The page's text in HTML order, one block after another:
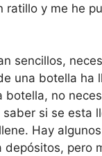
ratillo y me he
sencillos,
una botella ha
botella, no
saber si se esta
Hay
depósitos, pero